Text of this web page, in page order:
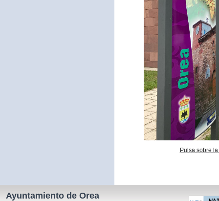
Pulsa sobre
Ayuntamiento de Orea